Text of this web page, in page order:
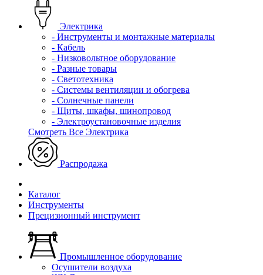
Электрика
- Инструменты и монтажные материалы
- Кабель
- Низковольтное оборудование
- Разные товары
- Светотехника
- Системы вентиляции и обогрева
- Солнечные панели
- Щиты, шкафы, шинопровод
- Электроустановочные изделия
Смотреть Все Электрика
Распродажа
Каталог
Инструменты
Прецизионный инструмент
Промышленное оборудование
Осушители воздуха